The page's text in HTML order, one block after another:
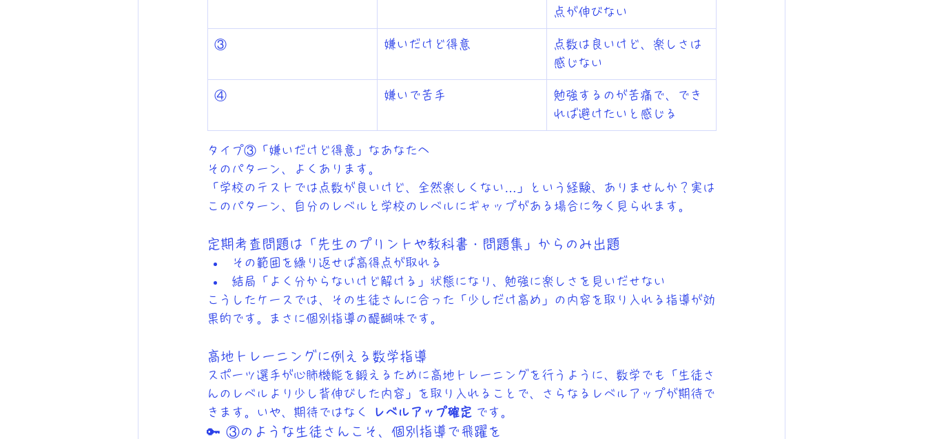
点が伸びない
③ 嫌いだけど得意
点数は良いけど、楽しさは
感じない
④ 嫌いで苦手
勉強するのが苦痛で、でき
れば避けたいと感じる
タイプ③「嫌いだけど得意」なあなたへ
そのパターン、よくあります。
「学校のテストでは点数が良いけど、全然楽しくない…」という経験、ありませんか？実は
このパターン、自分のレベルと学校のレベルにギャップがある場合に多く見られます。
定期考査問題は「先生のプリントや教科書・問題集」からのみ出題
その範囲を繰り返せば高得点が取れる
結局「よく分からないけど解ける」状態になり、勉強に楽しさを見いだせない
こうしたケースでは、その生徒さんに合った「少しだけ高め」の内容を取り入れる指導が効
果的です。まさに個別指導の醍醐味です。
高地トレーニングに例える数学指導
スポーツ選手が心肺機能を鍛えるために高地トレーニングを行うように、数学でも「生徒さ
んのレベルより少し背伸びした内容」を取り入れることで、さらなるレベルアップが期待で
きます。いや、期待ではなく
レベルアップ確定 です。
🔑 ③のような生徒さんこそ、個別指導で飛躍を